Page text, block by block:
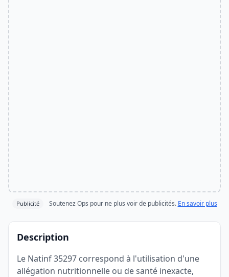
Publicité Soutenez Ops pour ne plus voir de publicités. En savoir plus
Description
Le Natinf 35297 correspond à l'utilisation d'une
allégation nutritionnelle ou de santé inexacte,